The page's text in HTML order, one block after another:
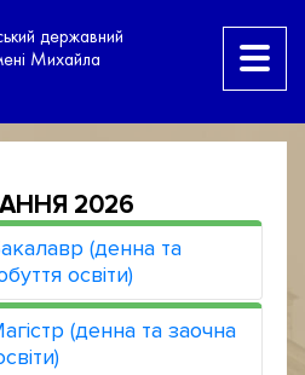
державний
Михайла
2026
(денна та
освіти)
(денна та заочна